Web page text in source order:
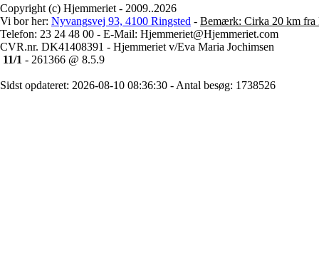
Copyright (c) Hjemmeriet - 2009..2026
Vi bor her: Nyvangsvej 93, 4100 Ringsted - Bemærk: Cirka 20 km fra
Telefon: 23 24 48 00 - E-Mail: Hjemmeriet@Hjemmeriet.com
CVR.nr. DK41408391 - Hjemmeriet v/Eva Maria Jochimsen
11/1 - 261366 @ 8.5.9
Sidst opdateret: 2026-08-10 08:36:30 - Antal besøg: 1738526